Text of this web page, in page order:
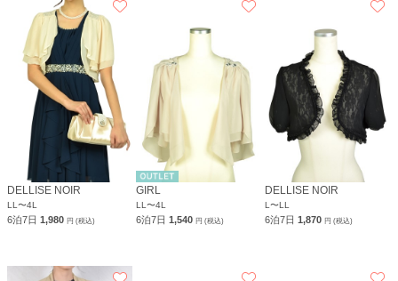
DELLISE NOIR
LL〜4L
6泊7日 1,980 円 (税込)
GIRL
LL〜4L
6泊7日1,540円 (税込)
DELLISE NOIR
L〜LL
6泊7日1,870円 (税込)